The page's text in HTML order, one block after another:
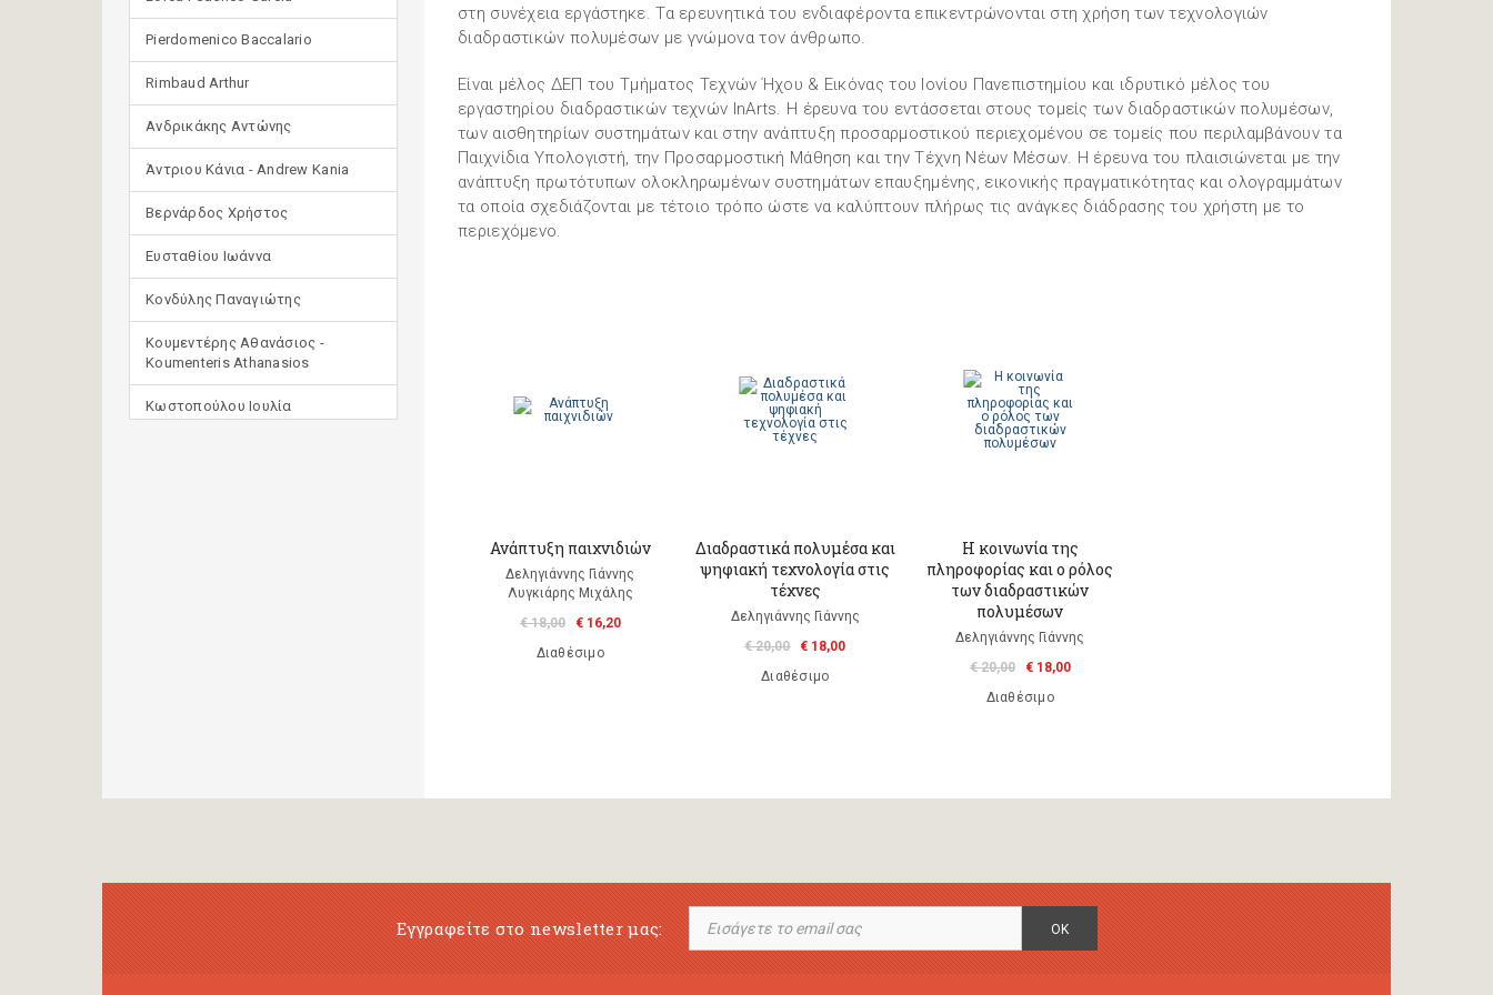
Pierdomenico Baccalario
Rimbaud Arthur
Ανδρικάκης Αντώνης
Άντριου Κάνια - Andrew Kania
Βερνάρδος Χρήστος
Ευσταθίου Ιωάννα
Κονδύλης Παναγιώτης
Κουμεντέρης Αθανάσιος -
Koumenteris Athanasios
Κωστοπούλου Ιουλία
A. Di Scipio
A. Kontogeorgakopoulos
A. Luciani
στη συνέχεια εργάστηκε. Τα ερευνητικά του ενδιαφέροντα επικεντρώνονται στη χρήση των τεχνολογιών
διαδραστικών πολυμέσων με γνώμονα τον άνθρωπο.
Είναι μέλος ΔΕΠ του Τμήματος Τεχνών Ήχου & Εικόνας του Ιονίου Πανεπιστημίου και ιδρυτικό μέλος του
εργαστηρίου διαδραστικών τεχνών InArts. Η έρευνα του εντάσσεται στους τομείς των διαδραστικών πολυμέσων,
των αισθητηρίων συστημάτων και στην ανάπτυξη προσαρμοστικού περιεχομένου σε τομείς που περιλαμβάνουν τα
Παιχνίδια Υπολογιστή, την Προσαρμοστική Μάθηση και την Τέχνη Νέων Μέσων. Η έρευνα του πλαισιώνεται με την
ανάπτυξη πρωτότυπων ολοκληρωμένων συστημάτων επαυξημένης, εικονικής πραγματικότητας και ολογραμμάτων
τα οποία σχεδιάζονται με τέτοιο τρόπο ώστε να καλύπτουν πλήρως τις ανάγκες διάδρασης του χρήστη με το
περιεχόμενο.
Ανάπτυξη παιχνιδιών
Δεληγιάννης Γιάννης
Λυγκιάρης Μιχάλης
€ 18,00
€ 16,20
Διαθέσιμο
Διαδραστικά πολυμέσα και
ψηφιακή τεχνολογία στις
τέχνες
Δεληγιάννης Γιάννης
€ 20,00
€ 18,00
Διαθέσιμο
Η κοινωνία της
πληροφορίας και ο ρόλος
των διαδραστικών
πολυμέσων
Δεληγιάννης Γιάννης
€ 20,00
€ 18,00
Διαθέσιμο
Εγγραφείτε στο newsletter μας: OK